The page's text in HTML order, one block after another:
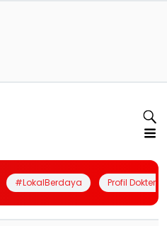
#LokalBerdaya Profil Dokter